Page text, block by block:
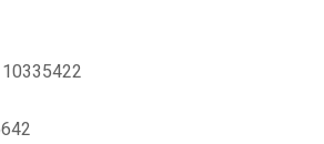
10335422